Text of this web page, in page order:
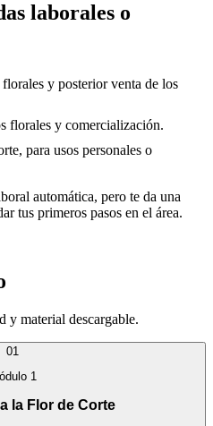
laborales o
y posterior venta de los
florales y comercialización.
para usos personales o
automática, pero te da una
tus primeros pasos en el área.
y material descargable.
01
1
la Flor de Corte